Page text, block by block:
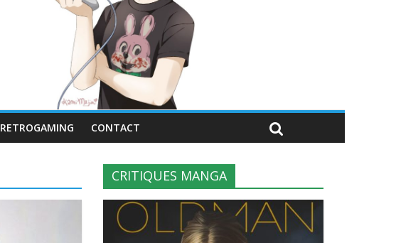
RETROGAMING CONTACT
CRITIQUES MANGA